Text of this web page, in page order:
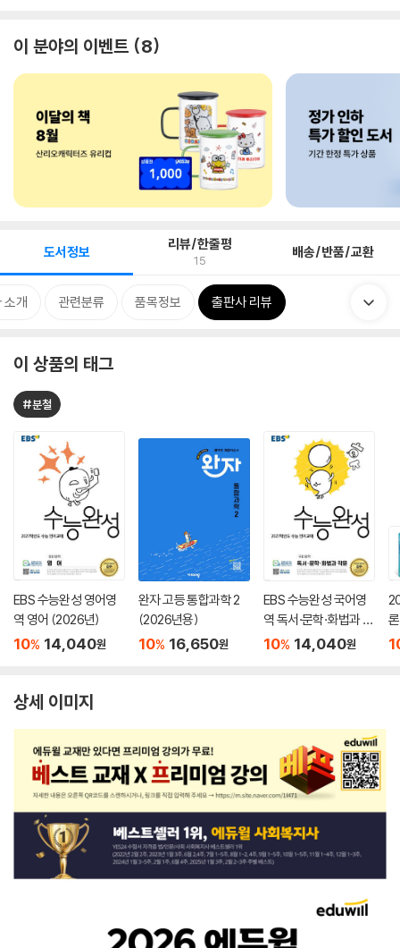
이 분야의 이벤트 8
도서정보 리뷰/한줄평
15 배송/반품/교환
소개 관련분류 품목정보 출판사 리뷰
이 상품의 태그
#분철
EBS 수능완성 영어영
역 영어 (2026년)
10% 14,040원
완자 고등 통합과학 2
(2026년용)
10% 16,650원
EBS 수능완성 국어영
역 독서·문학·화법과 작
문 (2026년)
10% 14,040원
(
상세 이미지